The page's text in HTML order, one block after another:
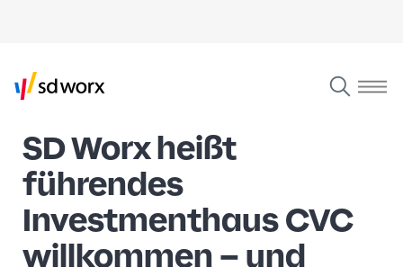
SD Worx heißt
führendes
Investmenthaus CVC
willkommen – und